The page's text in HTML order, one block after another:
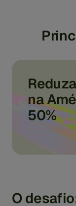
na
50%
O